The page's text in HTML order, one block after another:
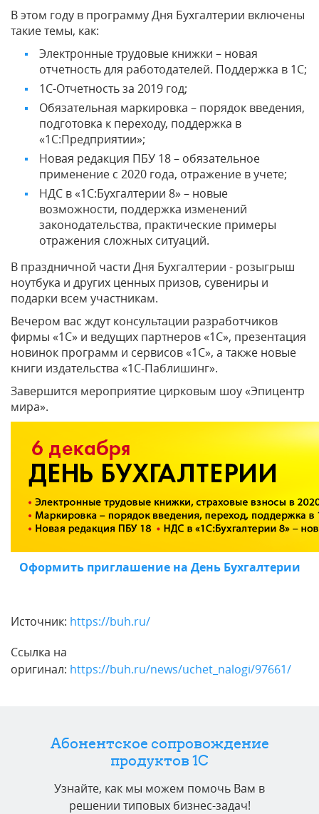
В этом году в программу Дня Бухгалтерии включены
такие темы, как:
Электронные трудовые книжки – новая
отчетность для работодателей. Поддержка в 1С;
1С-Отчетность за 2019 год;
Обязательная маркировка – порядок введения,
подготовка к переходу, поддержка в
«1С:Предприятии»;
Новая редакция ПБУ 18 – обязательное
применение с 2020 года, отражение в учете;
НДС в «1С:Бухгалтерии 8» – новые
возможности, поддержка изменений
законодательства, практические примеры
отражения сложных ситуаций.
В праздничной части Дня Бухгалтерии - розыгрыш
ноутбука и других ценных призов, сувениры и
подарки всем участникам.
Вечером вас ждут консультации разработчиков
фирмы «1С» и ведущих партнеров «1С», презентация
новинок программ и сервисов «1С», а также новые
книги издательства «1С-Паблишинг».
Завершится мероприятие цирковым шоу «Эпицентр
мира».
Оформить приглашение на День Бухгалтерии
Источник: https://buh.ru/
Ссылка на
оригинал: https://buh.ru/news/uchet_nalogi/97661/
Абонентское сопровождение
продуктов 1C
Узнайте, как мы можем помочь Вам в
решении типовых бизнес-задач!